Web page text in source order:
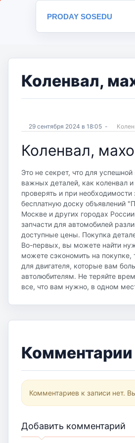
PRODAY SOSEDU
Коленвал,
29 сентября 2024 в 18:05 -
Коленвал,
Это не секрет, что для
важных деталей, как коленвал
проверять и при
бесплатную доску объявлений
Москве и других городах
запчасти для автомобилей
доступные цены. Покупка
Во-первых, вы можете найти
можете сэкономить на покупке,
для двигателя, которые вам
автолюбителям. Не теряйте
все, что вам нужно, в одном
Комментарии
Комментариев к записи нет.
Добавить комментарий